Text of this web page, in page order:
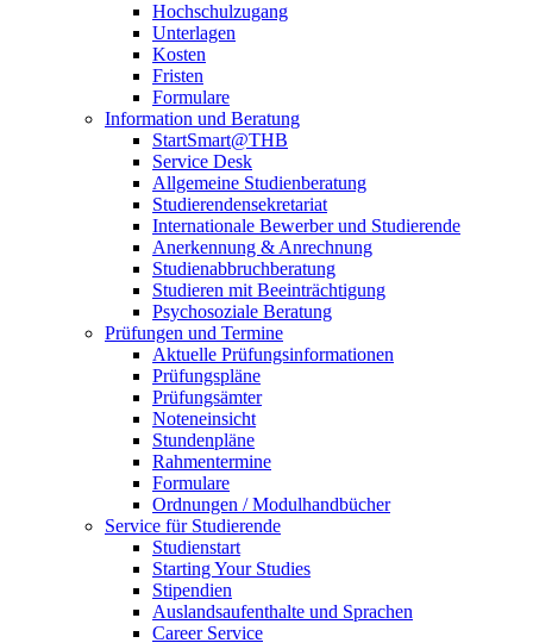
Hochschulzugang
Unterlagen
Kosten
Fristen
Formulare
Information und Beratung
StartSmart@THB
Service Desk
Allgemeine Studienberatung
Studierendensekretariat
Internationale Bewerber und Studierende
Anerkennung & Anrechnung
Studienabbruchberatung
Studieren mit Beeinträchtigung
Psychosoziale Beratung
Prüfungen und Termine
Aktuelle Prüfungsinformationen
Prüfungspläne
Prüfungsämter
Noteneinsicht
Stundenpläne
Rahmentermine
Formulare
Ordnungen / Modulhandbücher
Service für Studierende
Studienstart
Starting Your Studies
Stipendien
Auslandsaufenthalte und Sprachen
Career Service